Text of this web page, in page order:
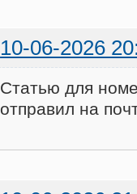
10-06-2026
Статью для
отправил на